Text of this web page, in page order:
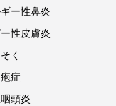
ー性鼻炎
性皮膚炎
く
症
頭炎